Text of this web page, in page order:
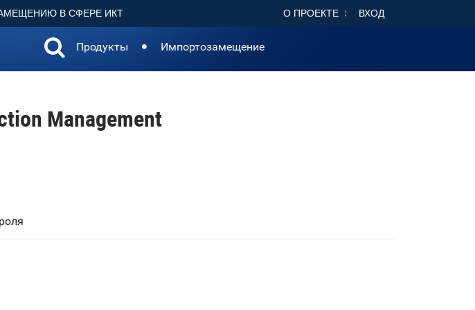
В СФЕРЕ ИКТ О ПРОЕКТЕ ВХОД
Продукты Импортозамещение
Management